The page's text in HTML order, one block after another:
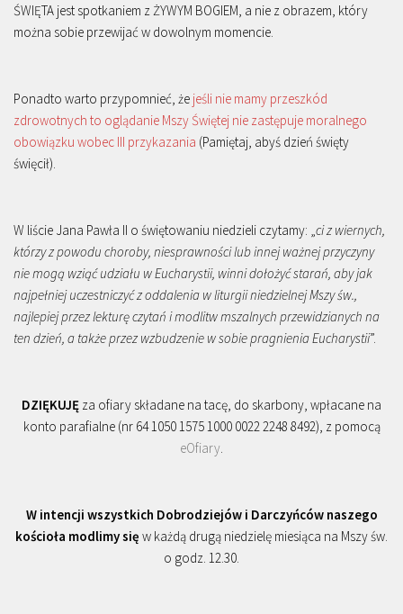
ŚWIĘTA jest spotkaniem z ŻYWYM BOGIEM, a nie z obrazem, który
można sobie przewijać w dowolnym momencie.
Ponadto warto przypomnieć, że jeśli nie mamy przeszkód
zdrowotnych to oglądanie Mszy Świętej nie zastępuje moralnego
obowiązku wobec III przykazania (Pamiętaj, abyś dzień święty
święcił).
W liście Jana Pawła II o świętowaniu niedzieli czytamy: „ci z wiernych,
którzy z powodu choroby, niesprawności lub innej ważnej przyczyny
nie mogą wziąć udziału w Eucharystii, winni dołożyć starań, aby jak
najpełniej uczestniczyć z oddalenia w liturgii niedzielnej Mszy św.,
najlepiej przez lekturę czytań i modlitw mszalnych przewidzianych na
ten dzień, a także przez wzbudzenie w sobie pragnienia Eucharystii”.
DZIĘKUJĘ za ofiary składane na tacę, do skarbony, wpłacane na
konto parafialne (nr 64 1050 1575 1000 0022 2248 8492), z pomocą
eOfiary.
W intencji wszystkich Dobrodziejów i Darczyńców naszego
kościoła modlimy się w każdą drugą niedzielę miesiąca na Mszy św.
o godz. 12.30.